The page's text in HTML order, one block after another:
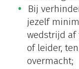
Bij
jezelf
wedstrijd af
of leider,
overmacht;